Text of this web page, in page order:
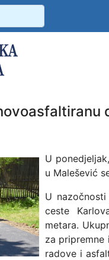
U
u Malešević
U
ceste
metara.
za pripremne
radove i